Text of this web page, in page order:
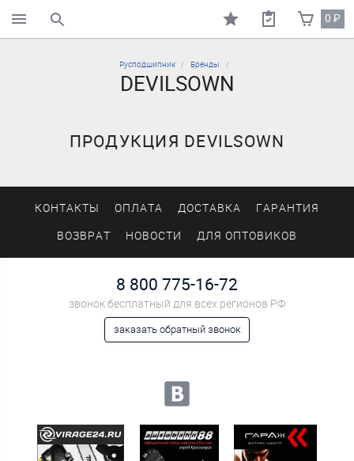
поиск по каталогу 0₽
Русподшипник Бренды
DEVILSOWN
ПРОДУКЦИЯ DEVILSOWN
КОНТАКТЫ ОПЛАТА ДОСТАВКА ГАРАНТИЯ
ВОЗВРАТ НОВОСТИ ДЛЯ ОПТОВИКОВ
8 800 775-16-72
звонок бесплатный для всех регионов РФ
заказать обратный звонок